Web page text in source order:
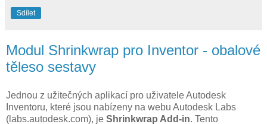
Sdílet
Modul Shrinkwrap pro Inventor - obalové
těleso sestavy
Jednou z užitečných aplikací pro uživatele Autodesk
Inventoru, které jsou nabízeny na webu Autodesk Labs
(labs.autodesk.com), je Shrinkwrap Add-in. Tento